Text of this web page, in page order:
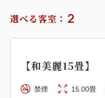
選べる客室： 2
【和美麗15畳】
禁煙 15.00畳